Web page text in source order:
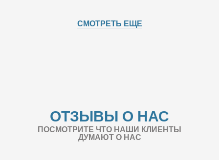
СМОТРЕТЬ ЕЩЕ
ОТЗЫВЫ О НАС
ПОСМОТРИТЕ ЧТО НАШИ КЛИЕНТЫ
ДУМАЮТ О НАС